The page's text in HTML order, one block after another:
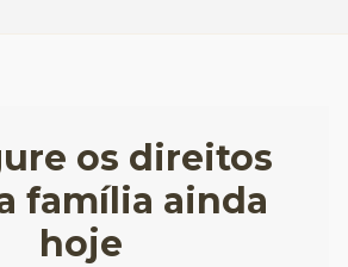
os direitos
família ainda
hoje